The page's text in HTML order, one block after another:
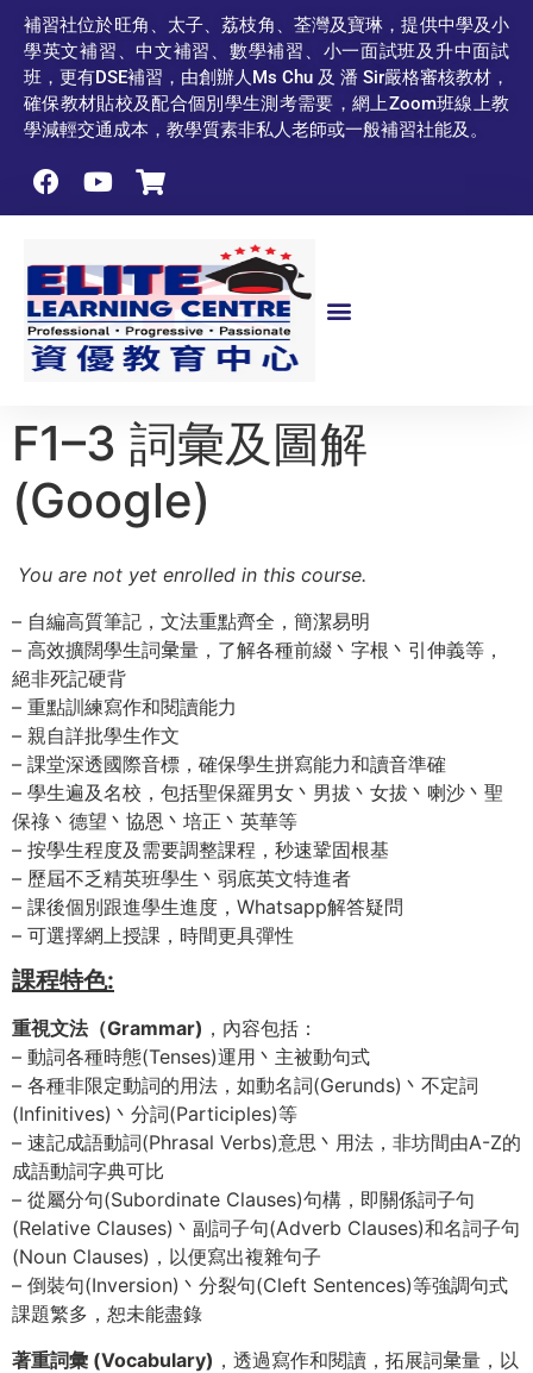
補習社位於旺角、太子、荔枝角、荃灣及寶琳，提供中學及小
學英文補習、中文補習、數學補習、小一面試班及升中面試
班，更有DSE補習，由創辦人Ms Chu 及 潘 Sir嚴格審核教材，
確保教材貼校及配合個別學生測考需要，網上Zoom班線上教
學減輕交通成本，教學質素非私人老師或一般補習社能及。
F1–3 詞彙及圖解
(Google)
You are not yet enrolled in this course.
– 自編高質筆記，文法重點齊全，簡潔易明
– 高效擴闊學生詞𢑥量，了解各種前綴丶字根丶引伸義等，
絕非死記硬背
– 重點訓練寫作和閱讀能力
– 親自詳批學生作文
– 課堂深透國際音標，確保學生拼寫能力和讀音準確
– 學生遍及名校，包括聖保羅男女丶男拔丶女拔丶喇沙丶聖
保祿丶德望丶協恩丶培正丶英華等
– 按學生程度及需要調整課程，秒速鞏固根基
– 歷屆不乏精英班學生丶弱底英文特進者
– 課後個別跟進學生進度，Whatsapp解答疑問
– 可選擇網上授課，時間更具彈性
課程特色:
重視文法（Grammar) ，內容包括：
– 動詞各種時態(Tenses)運用丶主被動句式
– 各種非限定動詞的用法，如動名詞(Gerunds)丶不定詞
(Infinitives)丶分詞(Participles)等
– 速記成語動詞(Phrasal Verbs)意思丶用法，非坊間由A-Z的
成語動詞字典可比
– 從屬分句(Subordinate Clauses)句構，即關係詞子句
(Relative Clauses)丶副詞子句(Adverb Clauses)和名詞子句
(Noun Clauses)，以便寫出複雜句子
– 倒裝句(Inversion)丶分裂句(Cleft Sentences)等強調句式
課題繁多，恕未能盡錄
著重詞彙 (Vocabulary) ，透過寫作和閱讀，拓展詞𢑥量，以